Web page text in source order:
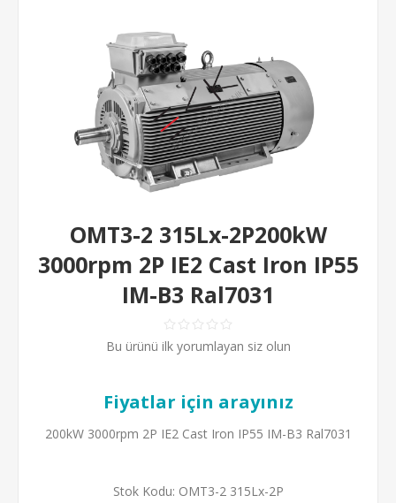
OMT3-2 315Lx-2P200kW
3000rpm 2P IE2 Cast Iron IP55
IM-B3 Ral7031
Bu ürünü ilk yorumlayan siz olun
Fiyatlar için arayınız
200kW 3000rpm 2P IE2 Cast Iron IP55 IM-B3 Ral7031
Stok Kodu: OMT3-2 315Lx-2P